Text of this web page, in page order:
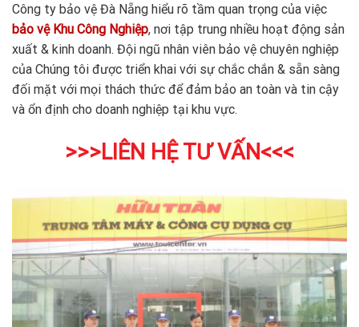
Công ty bảo vệ Đà Nẵng hiểu rõ tầm quan trọng của việc
bảo vệ Khu Công Nghiệp, nơi tập trung nhiều hoạt động sản
xuất & kinh doanh. Đội ngũ nhân viên bảo vệ chuyên nghiệp
của Chúng tôi được triển khai với sự chắc chắn & sẵn sàng
đối mặt với mọi thách thức để đảm bảo an toàn và tin cậy
và ổn định cho doanh nghiệp tại khu vực.
>>>LIÊN HỆ TƯ VẤN<<<